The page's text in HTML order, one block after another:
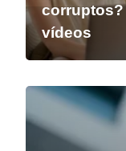
corruptos?
vídeos